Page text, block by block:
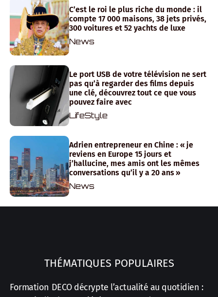
C’est le roi le plus riche du monde : il
compte 17 000 maisons, 38 jets privés,
300 voitures et 52 yachts de luxe
News
Le port USB de votre télévision ne sert
pas qu’à regarder des films depuis
une clé, découvrez tout ce que vous
pouvez faire avec
LifeStyle
Adrien entrepreneur en Chine : « je
reviens en Europe 15 jours et
j’hallucine, mes amis ont les mêmes
conversations qu’il y a 20 ans »
News
THÉMATIQUES POPULAIRES
Formation DECO décrypte l’actualité au quotidien :